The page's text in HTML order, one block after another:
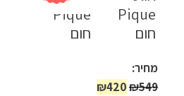
ישיבה וריהוט
למרפסת
מחיר:
₪549
המחיר
₪420